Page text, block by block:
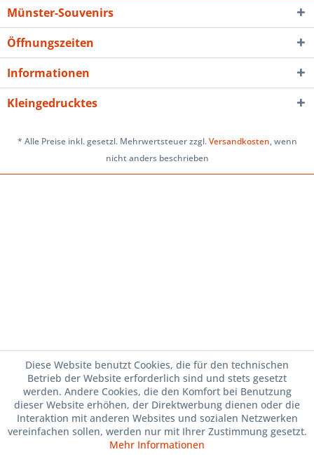
Münster-Souvenirs
Öffnungszeiten
Informationen
Kleingedrucktes
* Alle Preise inkl. gesetzl. Mehrwertsteuer zzgl.Versandkosten, wenn
nicht anders beschrieben
Diese Website benutzt Cookies, die für den technischen
Betrieb der Website erforderlich sind und stets gesetzt
werden. Andere Cookies, die den Komfort bei Benutzung
dieser Website erhöhen, der Direktwerbung dienen oder die
Interaktion mit anderen Websites und sozialen Netzwerken
vereinfachen sollen, werden nur mit Ihrer Zustimmung gesetzt.
Mehr Informationen